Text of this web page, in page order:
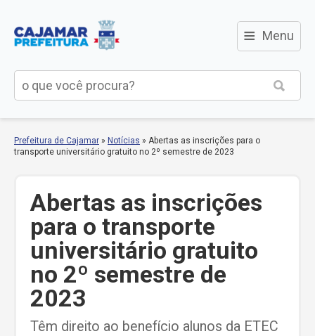
≡ Menu
Prefeitura de Cajamar » Notícias » Abertas as inscrições para o
transporte universitário gratuito no 2º semestre de 2023
Abertas as inscrições
para o transporte
universitário gratuito
no 2º semestre de
2023
Têm direito ao benefício alunos da ETEC